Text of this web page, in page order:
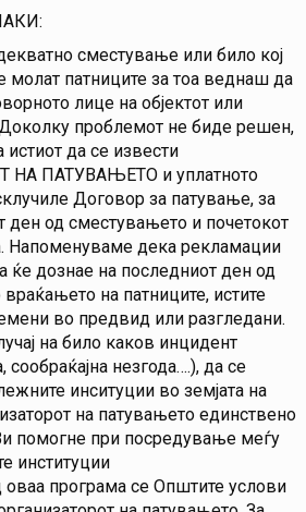
сместување или било кој
молат патниците за тоа веднаш да
лице на објектот или
проблемот не биде решен,
да се извести
НА ПАТУВАЊЕТО и уплатното
Договор за патување, за
ден од сместувањето и почетокот
Напоменуваме дека рекламации
ќе дознае на последниот ден од
враќањето на патниците, истите
во предвид или разгледани.
на било каков инцидент
сообраќајна незгода….), да се
инситуции во земјата на
на патувањето единствено
помогне при посредување меѓу
институции
оваа програма се Општите услови